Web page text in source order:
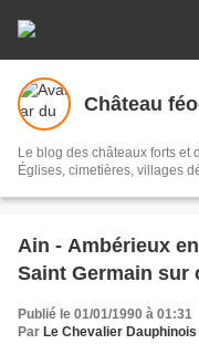
Château
Le blog des châteaux forts et
Églises, cimetières, villages
Ain - Ambérieux
Saint Germain sur
Publié le 01/01/1990 à 01:31
Par Le Chevalier Dauphinois